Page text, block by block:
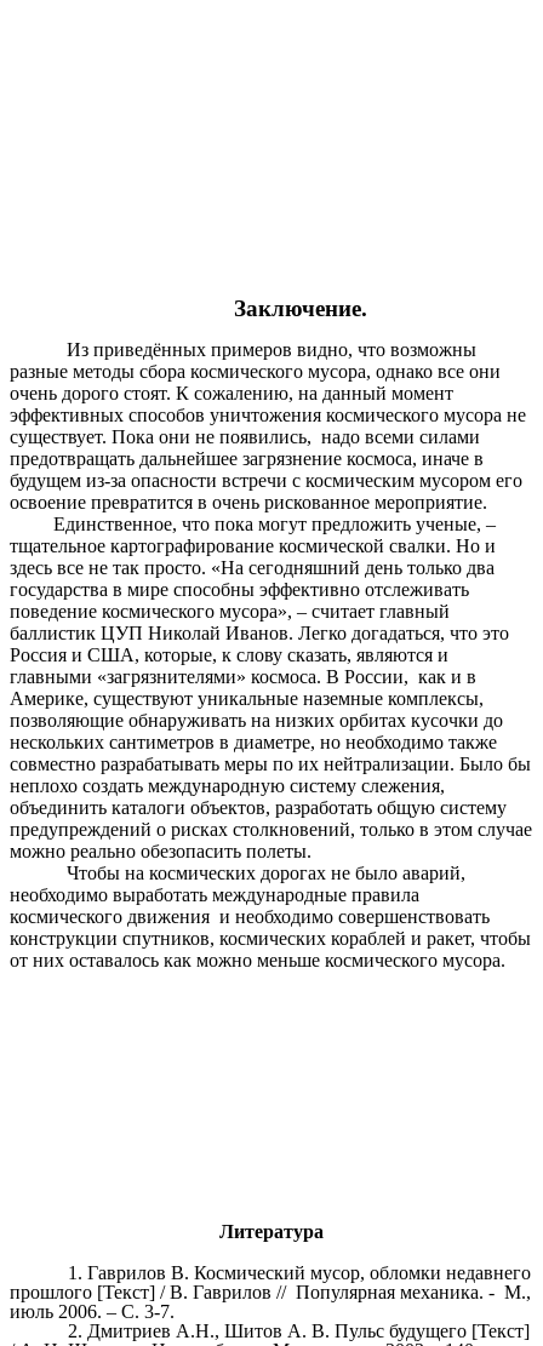
Заключение.
Из приведённых примеров видно, что возможны
разные методы сбора космического мусора, однако все они
очень дорого стоят. К сожалению, на данный момент
эффективных способов уничтожения космического мусора не
существует. Пока они не появились, надо всеми силами
предотвращать дальнейшее загрязнение космоса, иначе в
будущем из-за опасности встречи с космическим мусором его
освоение превратится в очень рискованное мероприятие.
Единственное, что пока могут предложить ученые, –
тщательное картографирование космической свалки. Но и
здесь все не так просто. «На сегодняшний день только два
государства в мире способны эффективно отслеживать
поведение космического мусора», – считает главный
баллистик ЦУП Николай Иванов. Легко догадаться, что это
Россия и США, которые, к слову сказать, являются и
главными «загрязнителями» космоса. В России, как и в
Америке, существуют уникальные наземные комплексы,
позволяющие обнаруживать на низких орбитах кусочки до
нескольких сантиметров в диаметре, но необходимо также
совместно разрабатывать меры по их нейтрализации. Было бы
неплохо создать международную систему слежения,
объединить каталоги объектов, разработать общую систему
предупреждений о рисках столкновений, только в этом случае
можно реально обезопасить полеты.
Чтобы на космических дорогах не было аварий,
необходимо выработать международные правила
космического движения и необходимо совершенствовать
конструкции спутников, космических кораблей и ракет, чтобы
от них оставалось как можно меньше космического мусора.
Литература
1. Гаврилов В. Космический мусор, обломки недавнего
прошлого [Текст] / В. Гаврилов // Популярная механика. - М.,
июль 2006. – С. 3-7.
2. Дмитриев А.Н., Шитов А. В. Пульс будущего [Текст]